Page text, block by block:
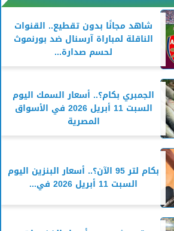
شاهد مجانًا بدون تقطيع.. القنوات
الناقلة لمباراة آرسنال ضد بورنموث
لحسم صدارة...
الجمبري بكام؟.. أسعار السمك اليوم
السبت 11 أبريل 2026 في الأسواق
المصرية
بكام لتر 95 الآن؟.. أسعار البنزين اليوم
السبت 11 أبريل 2026 في...